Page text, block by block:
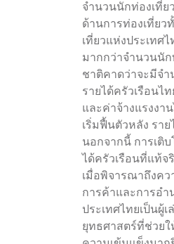
จำนวนนักท่องเที่ย
ด้านการท่องเที่ยว
เที่ยวแห่งประเทศ
มากกว่าจำนวนนัก
ชาติคาดว่าจะมีจำ
รายได้ครัวเรือนไ
และค่าจ้างแรงงา
เริ่มฟื้นตัวหลัง รา
นอกจากนี้ การเติ
ได้ครัวเรือนที่แท้จ
เมื่อพิจารณาถึงคว
การค้าและการอำ
ประเทศไทยเป็นผู้
ยุทธศาสตร์ที่ช่วยใ